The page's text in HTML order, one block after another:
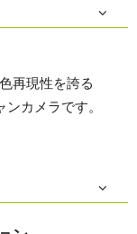
再現性を誇る
カメラです。